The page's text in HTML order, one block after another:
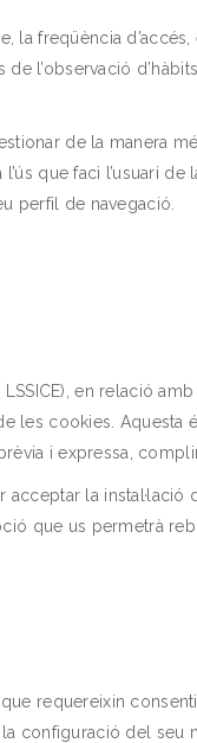
freqüència
l’observació
de la manera
que faci l’usuari de
perfil de navegació.
en relació
les cookies. Aquesta
i expressa,
la instal·lació
que us permetrà
requereixin
configuració del seu